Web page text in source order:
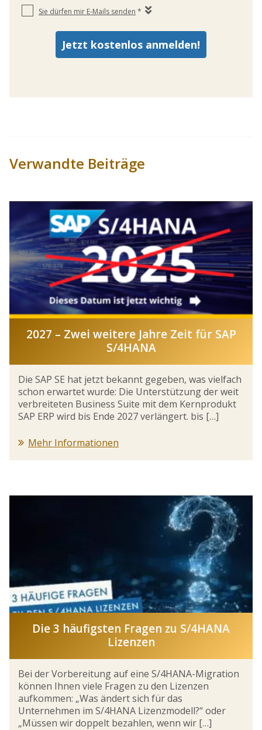
Verwandte Beiträge
2027 – Zwei weitere Jahre Zeit für SAP
S/4HANA
Die SAP SE hat jetzt bekannt gegeben, was vielfach
schon erwartet wurde: Die Unterstützung der weit
verbreiteten Business Suite mit dem Kernprodukt
SAP ERP wird bis Ende 2027 verlängert. bis […]
Mehr Informationen
Die 3 häufigsten Fragen zu S/4HANA
Lizenzen
Bei der Vorbereitung auf eine S/4HANA-Migration
können Ihnen viele Fragen zu den Lizenzen
aufkommen: „Was ändert sich für das
Unternehmen im S/4HANA Lizenzmodell?“ oder
„Müssen wir doppelt bezahlen, wenn wir […]